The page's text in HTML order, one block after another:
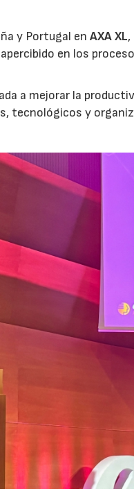
y Portugal enAXA XL
en los
a mejorar la
tecnológicos y